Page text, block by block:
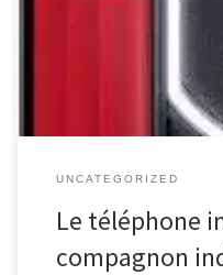
multitude de services, cet
UNCATEGORIZED
Le téléphone
compagnon